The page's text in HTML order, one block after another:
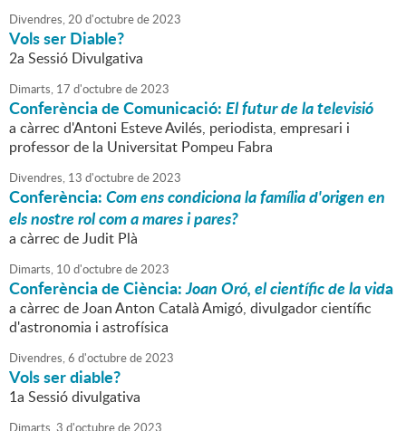
Divendres,20 d'octubrede2023
Vols ser Diable?
2a Sessió Divulgativa
Dimarts, 17 d'octubrede2023
Conferència de Comunicació:El futur de la televisió
a càrrec d'Antoni Esteve Avilés, periodista, empresari i
professor de la Universitat Pompeu Fabra
Divendres, 13 d'octubrede2023
Conferència:Com ens condiciona la família d'origen en
els nostre rol com a mares i pares?
a càrrec de Judit Plà
Dimarts, 10 d'octubrede2023
Conferència de Ciència:Joan Oró, el científic de la vida
a càrrec de Joan Anton Català Amigó, divulgador científic
d'astronomia i astrofísica
Divendres,6 d'octubrede2023
Vols ser diable?
1a Sessió divulgativa
Dimarts, 3 d'octubrede 2023